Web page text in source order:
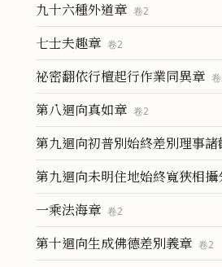
九十六種外道章 卷2
七士夫趣章 卷2
祕密翻依行檀起行作業同異章 卷
第八迴向真如章 卷2
第九迴向初普別始終差別理事諸
第九迴向未明住地始終寬狹相
一乘法海章 卷2
第十迴向生成佛德差別義章 卷2